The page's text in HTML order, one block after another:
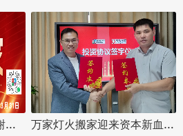
万家灯火15周年,真诚致谢用户，免费搬家-会员合伙人计划正式启动 万家灯火搬家迎来资本新血液，早期叮咚买菜投资者领投，专业搬家领域竞争力分析